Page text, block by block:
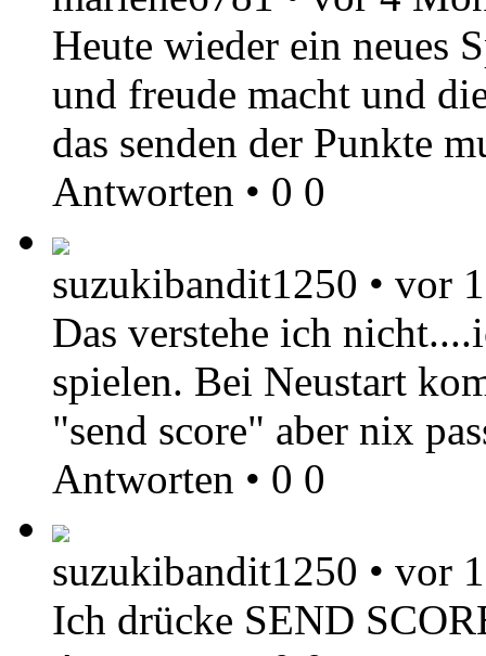
Heute wieder ein neues
und freude macht und
das senden der Punkte
Antworten • 0 0
suzukibandit1250 • vor
Das verstehe ich
spielen. Bei Neustart
"send score" aber nix
Antworten • 0 0
suzukibandit1250 • vor
Ich drücke SEND